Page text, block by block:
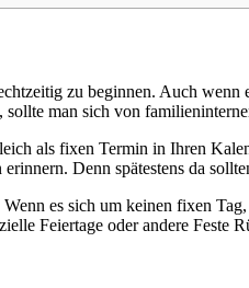
zu beginnen. Auch wenn
man sich von
als fixen Termin in Ihren
Denn spätestens da
es sich um keinen fixen
Feiertage oder andere Feste